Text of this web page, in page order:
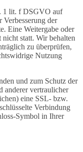
1 lit. f DSGVO auf
Verbesserung der
Eine Weitergabe oder
statt. Wir behalten
zu überprüfen,
Nutzung
und zum Schutz der
anderer vertraulicher
eine SSL- bzw.
Verbindung
Symbol in Ihrer